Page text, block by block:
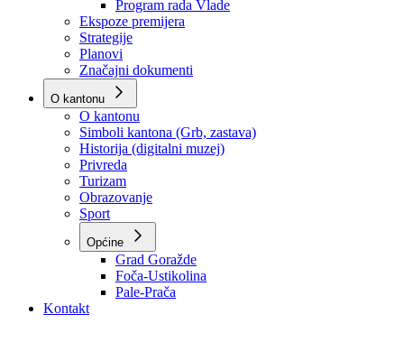
Vlada
Poslovnik
Program rada Vlade
Ekspoze premijera
Strategije
Planovi
Značajni dokumenti
O kantonu
O kantonu
Simboli kantona (Grb, zastava)
Historija (digitalni muzej)
Privreda
Turizam
Obrazovanje
Sport
Općine